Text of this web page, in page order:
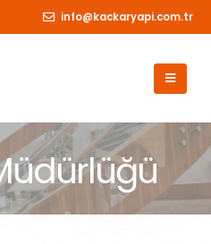
info@kackaryapi.com.tr